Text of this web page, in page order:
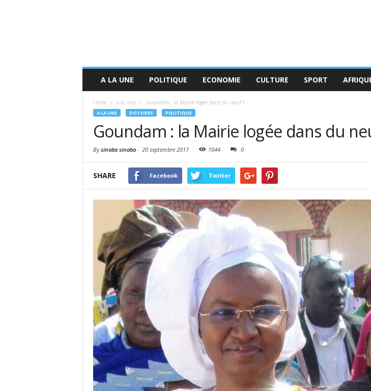
A LA UNE POLITIQUE ECONOMIE CULTURE SPORT
Home a la une Goundam : la Mairie logée dans du neuf !
A LA UNE DOSSIERS POLITIQUE
Goundam : la Mairie logée dans du
Bysinaba sinaba- 20 septembre 2017 1044 0
SHARE Facebook Twitter